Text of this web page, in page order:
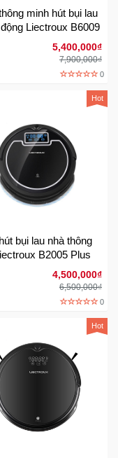
minh hút bụi lau
Liectroux B6009
5,400,000₫
7,900,000₫
0
Hot
bụi lau nhà thông
B2005 Plus
4,500,000₫
6,500,000₫
0
Hot